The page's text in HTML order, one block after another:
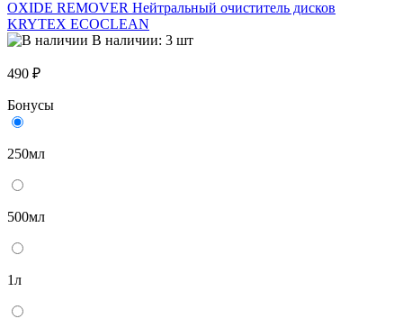
OXIDE REMOVER Нейтральный очиститель дисков
KRYTEX ECOCLEAN
В наличии: 3 шт
490 ₽
Бонусы
250мл
500мл
1л